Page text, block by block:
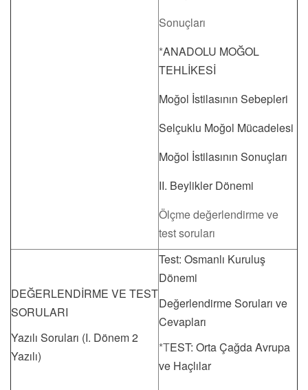
Sonuçları
*ANADOLU MOĞOL
TEHLİKESİ
Moğol İstilasının Sebepleri
Selçuklu Moğol Mücadelesi
Moğol İstilasının Sonuçları
II. Beylikler Dönemi
Ölçme değerlendirme ve
test soruları
DEĞERLENDİRME VE TEST
SORULARI
Yazılı Soruları (I. Dönem 2
Yazılı)
Test: Osmanlı Kuruluş
Dönemi
Değerlendirme Soruları ve
Cevapları
*TEST: Orta Çağda Avrupa
ve Haçlılar